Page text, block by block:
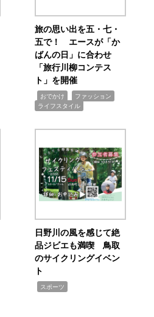
旅の思い出を五・七・
五で！ エースが「か
ばんの日」に合わせ
「旅行川柳コンテス
ト」を開催
おでかけ ファッション
ライフスタイル
日野川の風を感じて絶
品ジビエも満喫 鳥取
のサイクリングイベン
ト
スポーツ